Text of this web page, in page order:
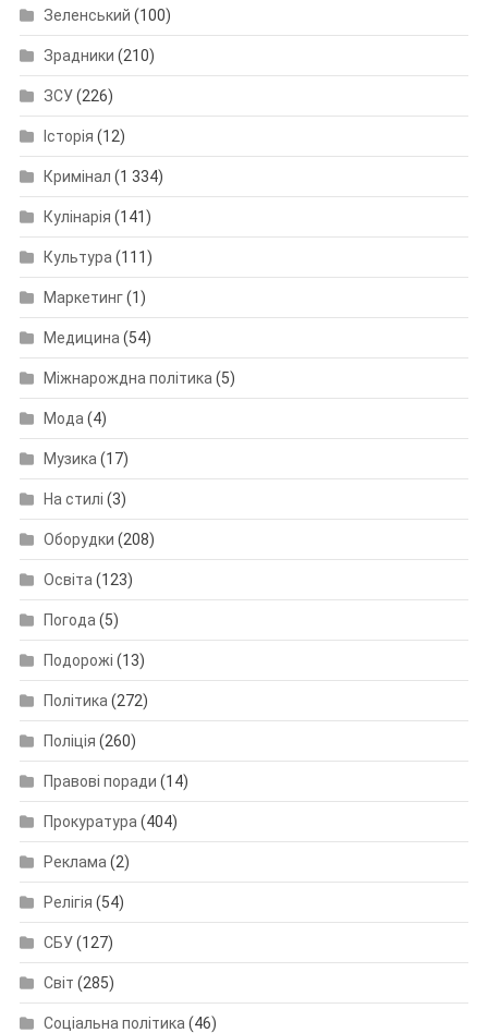
Зеленський (100)
Зрадники (210)
ЗСУ(226)
Історія (12)
Кримінал (1 334)
Кулінарія (141)
Культура (111)
Маркетинг(1)
Медицина (54)
Міжнарождна політика (5)
Мода (4)
Музика (17)
На стилі (3)
Оборудки (208)
Освіта (123)
Погода (5)
Подорожі (13)
Політика (272)
Поліція (260)
Правові поради (14)
Прокуратура (404)
Реклама (2)
Релігія (54)
СБУ(127)
Світ (285)
Соціальна політика (46)